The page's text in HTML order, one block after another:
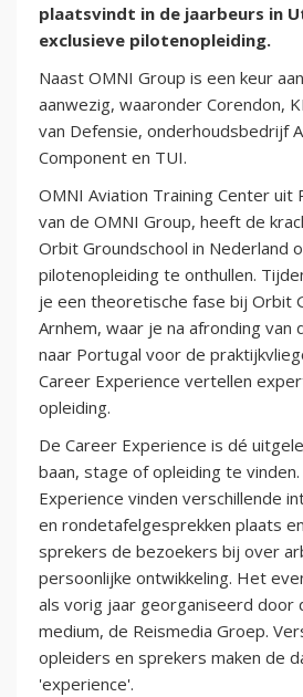
plaatsvindt in de jaarbeurs in
exclusieve pilotenopleiding.
Naast OMNI Group is een keur
aanwezig, waaronder Corendon,
van Defensie, onderhoudsbedrijf
Component en TUI.
OMNI Aviation Training Center uit
van de OMNI Group, heeft de
Orbit Groundschool in Nederland
pilotenopleiding te onthullen.
je een theoretische fase bij Orbit
Arnhem, waar je na afronding
naar Portugal voor de
Career Experience vertellen
opleiding.
De Career Experience is dé
baan, stage of opleiding te
Experience vinden verschillende
en rondetafelgesprekken plaats
sprekers de bezoekers bij over
persoonlijke ontwikkeling. Het
als vorig jaar georganiseerd door
medium, de Reismedia Groep.
opleiders en sprekers maken de
'experience'.